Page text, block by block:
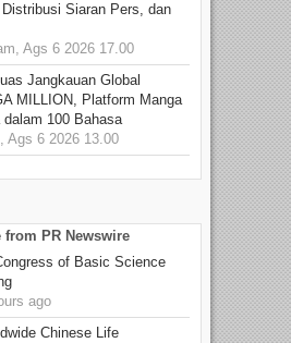
Siaran Pers, dan
Ags 6 2026 17.00
Jangkauan Global
MILLION, Platform Manga
dalam 100 Bahasa
Ags 6 2026 13.00
from PR Newswire
of Basic Science
ago
Chinese Life